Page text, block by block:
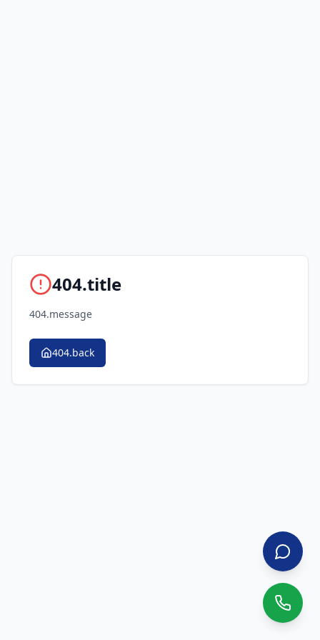
404.title
404.message
404.back